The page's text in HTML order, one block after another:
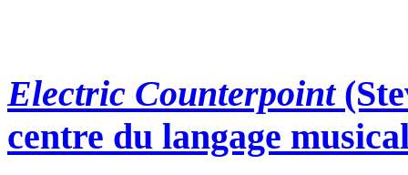
Electric Counterpoint
centre du langage